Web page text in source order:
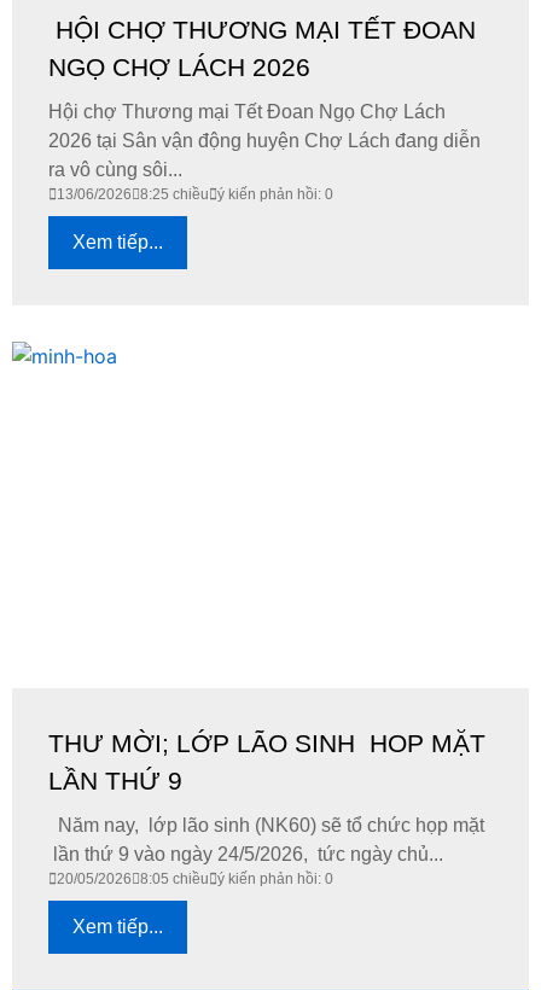
HỘI CHỢ THƯƠNG MẠI TẾT ĐOAN
NGỌ CHỢ LÁCH 2026
​Hội chợ Thương mại Tết Đoan Ngọ Chợ Lách
2026 tại Sân vận động huyện Chợ Lách đang diễn
ra vô cùng sôi...
13/06/2026 8:25 chiều ý kiến phản hồi: 0
Xem tiếp...
THƯ MỜI; LỚP LÃO SINH HOP MẶT
LẦN THỨ 9
Năm nay, lớp lão sinh (NK60) sẽ tổ chức họp mặt
lần thứ 9 vào ngày 24/5/2026, tức ngày chủ...
20/05/2026 8:05 chiều ý kiến phản hồi: 0
Xem tiếp...